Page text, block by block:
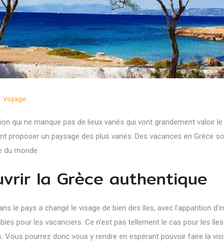
Posted
Voyage
qui ne manque pas de lieux variés qui vont grandement valoir
proposer un paysage des plus variés. Des vacances en Grèce
du monde.
la Grèce authentique
le pays a changé le visage de bien des îles, avec l’apparition
pour les vacanciers. Ce n’est pas tellement le cas pour les
Vous pourrez donc vous y rendre en espérant pouvoir faire la